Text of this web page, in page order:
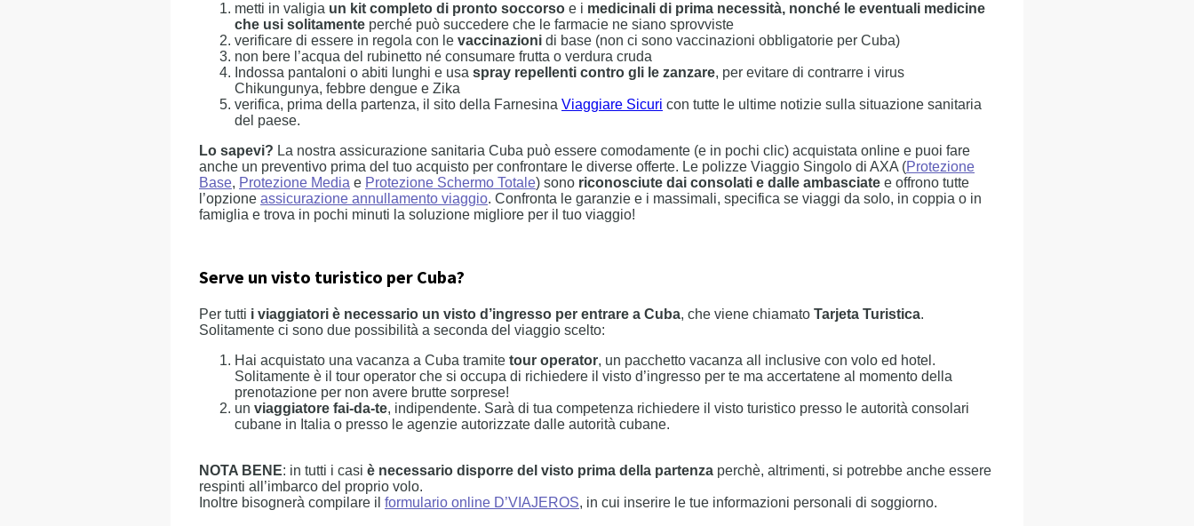
metti in valigia un kit completo di pronto soccorso e i medicinali di prima necessità, nonché le eventuali medicine
che usi solitamente perché può succedere che le farmacie ne siano sprovviste
verificare di essere in regola con le vaccinazioni di base (non ci sono vaccinazioni obbligatorie per Cuba)
non bere l’acqua del rubinetto né consumare frutta o verdura cruda
Indossa pantaloni o abiti lunghi e usa spray repellenti contro gli le zanzare, per evitare di contrarre i virus
Chikungunya, febbre dengue e Zika
verifica, prima della partenza, il sito della Farnesina Viaggiare Sicuri con tutte le ultime notizie sulla situazione sanitaria
del paese.
Lo sapevi? La nostra assicurazione sanitaria Cuba può essere comodamente (e in pochi clic) acquistata online e puoi fare
anche un preventivo prima del tuo acquisto per confrontare le diverse offerte. Le polizze Viaggio Singolo di AXA (Protezione
Base, Protezione Media e Protezione Schermo Totale) sono riconosciute dai consolati e dalle ambasciate e offrono tutte
l’opzione assicurazione annullamento viaggio. Confronta le garanzie e i massimali, specifica se viaggi da solo, in coppia o in
famiglia e trova in pochi minuti la soluzione migliore per il tuo viaggio!
Serve un visto turistico per Cuba?
Per tutti i viaggiatori è necessario un visto d’ingresso per entrare a Cuba, che viene chiamato Tarjeta Turistica.
Solitamente ci sono due possibilità a seconda del viaggio scelto:
Hai acquistato una vacanza a Cuba tramite tour operator, un pacchetto vacanza all inclusive con volo ed hotel.
Solitamente è il tour operator che si occupa di richiedere il visto d’ingresso per te ma accertatene al momento della
prenotazione per non avere brutte sorprese!
un viaggiatore fai-da-te, indipendente. Sarà di tua competenza richiedere il visto turistico presso le autorità consolari
cubane in Italia o presso le agenzie autorizzate dalle autorità cubane.
NOTA BENE: in tutti i casi è necessario disporre del visto prima della partenza perchè, altrimenti, si potrebbe anche essere
respinti all’imbarco del proprio volo.
Inoltre bisognerà compilare il formulario online D’VIAJEROS, in cui inserire le tue informazioni personali di soggiorno.